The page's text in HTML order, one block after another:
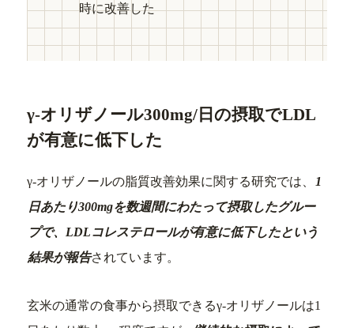
時に改善した
γ-オリザノール300mg/日の摂取でLDL
が有意に低下した
γ-オリザノールの脂質改善効果に関する研究では、 1
日あたり300mgを数週間にわたって摂取したグルー
プで、LDLコレステロールが有意に低下したという
結果が報告されています。
玄米の通常の食事から摂取できるγ-オリザノールは1